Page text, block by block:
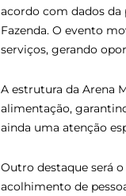
acordo com dados da
Fazenda. O evento
serviços, gerando
A estrutura da Arena
alimentação,
ainda uma atenção
Outro destaque será
acolhimento de